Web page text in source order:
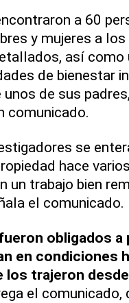
a 60
y mujeres a
así como
de bienestar
de sus
comunicado.
se
hace
un trabajo bien
el comunicado.
obligados
en condiciones
los trajeron
el